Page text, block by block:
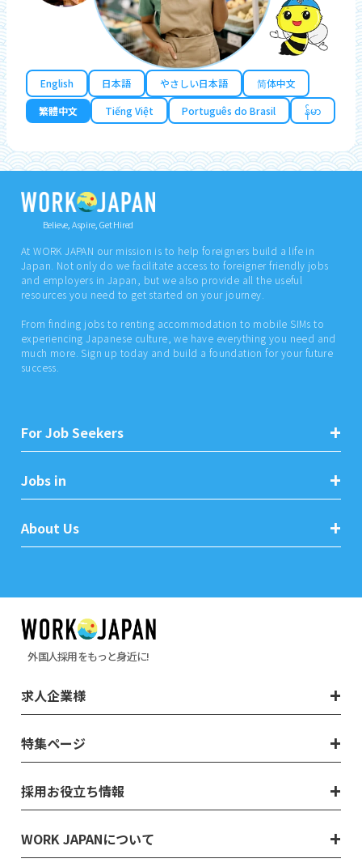
English 日本語 やさしい日本語
简体中文
繁體中文
Tiếng Việt Português do Brasil န်မာ
Believe, Aspire, Get Hired
At WORK JAPAN our mission is to help foreigners build a life in
Japan. Not only do we facilitate access to foreigner friendly jobs
and employers in Japan, but we also provide all the useful
resources you need to get started on your journey.
From finding jobs to renting accommodation to mobile SIMs to
experiencing Japanese culture, we have everything you need and
much more. Sign up today and build a foundation for your future
success.
For Job Seekers
Jobs in
About Us
外国人採用をもっと身近に!
求人企業様
特集ページ
採用お役立ち情報
WORK JAPANについて